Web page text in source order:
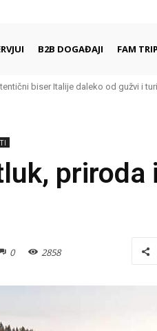
B2B DOGAĐAJI FAM
Delikates sa kojim Grci započinju i
biser Italije daleko od gužvi i
priroda
0 2858